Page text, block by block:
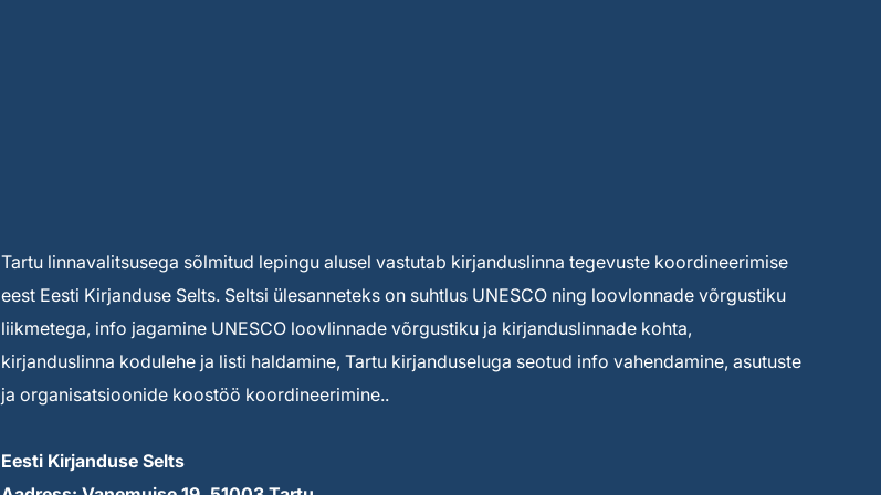
Tartu linnavalitsusega sõlmitud lepingu alusel vastutab kirjanduslinna tegevuste koordineerimise
eest Eesti Kirjanduse Selts. Seltsi ülesanneteks on suhtlus UNESCO ning loovlonnade võrgustiku
liikmetega, info jagamine UNESCO loovlinnade võrgustiku ja kirjanduslinnade kohta,
kirjanduslinna kodulehe ja listi haldamine, Tartu kirjanduseluga seotud info vahendamine, asutuste
ja organisatsioonide koostöö koordineerimine..
Eesti Kirjanduse Selts